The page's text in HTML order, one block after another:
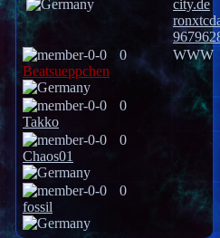
city.de
Beatsueppchen
0 WWW
Takko
0
Chaos01
0
fossil
0